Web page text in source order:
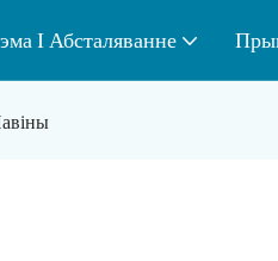
І Абсталяванне